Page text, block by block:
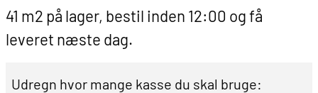
41 m2 på lager, bestil inden 12:00 og få
leveret næste dag.
Udregn hvor mange kasse du skal bruge: